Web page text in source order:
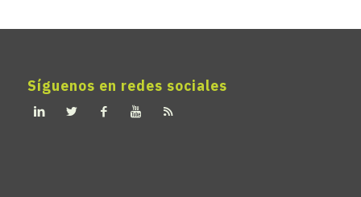
Síguenos en redes sociales